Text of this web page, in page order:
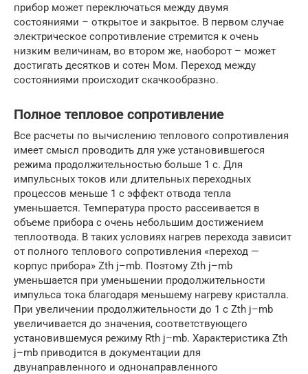
прибор может переключаться между двумя
состояниями – открытое и закрытое. В первом случае
электрическое сопротивление стремится к очень
низким величинам, во втором же, наоборот – может
достигать десятков и сотен Мом. Переход между
состояниями происходит скачкообразно.
Полное тепловое сопротивление
Все расчеты по вычислению теплового сопротивления
имеет смысл проводить для уже установившегося
режима продолжительностью больше 1 с. Для
импульсных токов или длительных переходных
процессов меньше 1 с эффект отвода тепла
уменьшается. Температура просто рассеивается в
объеме прибора с очень небольшим достижением
теплоотвода. В таких условиях нагрев перехода зависит
от полного теплового сопротивления «переход —
корпус прибора» Zth j–mb. Поэтому Zth j–mb
уменьшается при уменьшении продолжительности
импульса тока благодаря меньшему нагреву кристалла.
При увеличении продолжительности до 1 с Zth j–mb
увеличивается до значения, соответствующего
установившемуся режиму Rth j–mb. Характеристика Zth
j–mb приводится в документации для
двунаправленного и однонаправленного